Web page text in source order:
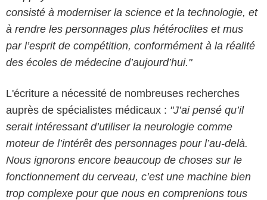
consisté à moderniser la science et la technologie, et
à rendre les personnages plus hétéroclites et mus
par l’esprit de compétition, conformément à la réalité
des écoles de médecine d’aujourd’hui."
L'écriture a nécessité de nombreuses recherches
auprès de spécialistes médicaux : "J’ai pensé qu’il
serait intéressant d’utiliser la neurologie comme
moteur de l’intérêt des personnages pour l’au-delà.
Nous ignorons encore beaucoup de choses sur le
fonctionnement du cerveau, c’est une machine bien
trop complexe pour que nous en comprenions tous